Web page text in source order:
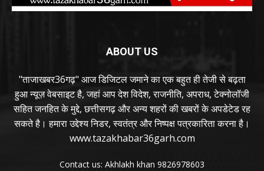
ABOUT US
"ताजाखबर36गढ़" आज डिजिटल जमाने का एक बहुत ही तेजी से बढ़ता
हुआ न्यूज़ वेबसाइट है, जहां आप देश विदेश, राजनीति, अपराध, टेक्नोलॉजी
सहित जनहित के मुद्दे, छत्तीसगढ़ और अन्य शहरों की खबरों के अपडेटेड रह
सकते है। हमारा उद्देश्य निडर, स्वतंत्र और निष्पक्ष पत्रकारिता करना है।
www.tazakhabar36garh.com
Contact us: Akhlakh khan 9826978603